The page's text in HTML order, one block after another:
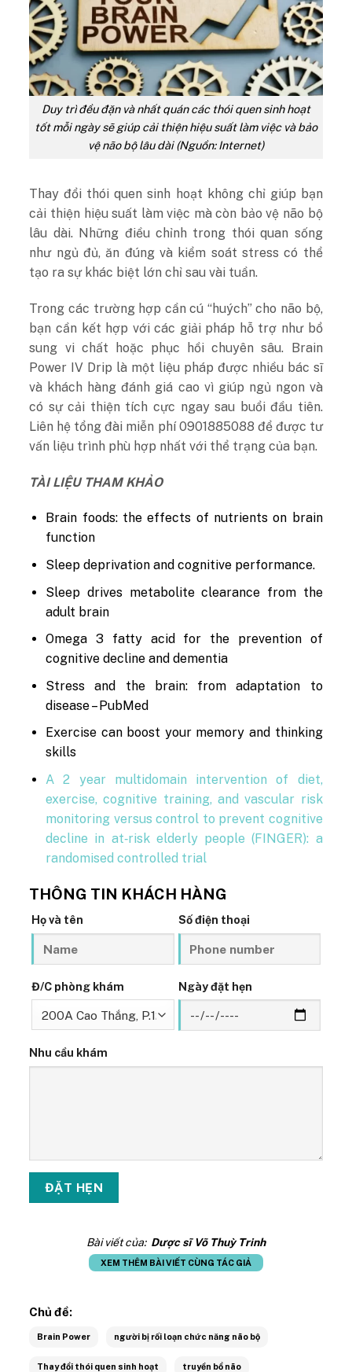
Duy trì đều đặn và nhất quán các thói quen sinh hoạt
tốt mỗi ngày sẽ giúp cải thiện hiệu suất làm việc và bảo
vệ não bộ lâu dài (Nguồn: Internet)
Thay đổi thói quen sinh hoạt không chỉ giúp bạn
cải thiện hiệu suất làm việc mà còn bảo vệ não bộ
lâu dài. Những điều chỉnh trong thói quan sống
như ngủ đủ, ăn đúng và kiểm soát stress có thể
tạo ra sự khác biệt lớn chỉ sau vài tuần.
Trong các trường hợp cần cú “huých” cho não bộ,
bạn cần kết hợp với các giải pháp hỗ trợ như bổ
sung vi chất hoặc phục hồi chuyên sâu. Brain
Power IV Drip là một liệu pháp được nhiều bác sĩ
và khách hàng đánh giá cao vì giúp ngủ ngon và
có sự cải thiện tích cực ngay sau buổi đầu tiên.
Liên hệ tổng đài miễn phí 0901885088 để được tư
vấn liệu trình phù hợp nhất với thể trạng của bạn.
TÀI LIỆU THAM KHẢO
Brain foods: the effects of nutrients on brain
function
Sleep deprivation and cognitive performance.
Sleep drives metabolite clearance from the
adult brain
Omega 3 fatty acid for the prevention of
cognitive decline and dementia
Stress and the brain: from adaptation to
disease – PubMed
Exercise can boost your memory and thinking
skills
A 2 year multidomain intervention of diet,
exercise, cognitive training, and vascular risk
monitoring versus control to prevent cognitive
decline in at‑risk elderly people (FINGER): a
randomised controlled trial
THÔNG TIN KHÁCH HÀNG
Họ và tên Số điện thoại
Đ/C phòng khám Ngày đặt hẹn
Nhu cầu khám
Bài viết của: Dược sĩ Võ Thuỳ Trinh
XEM THÊM BÀI VIẾT CÙNG TÁC GIẢ
Chủ đề:
Brain Power người bị rối loạn chức năng não bộ
Thay đổi thói quen sinh hoạt truyền bổ não